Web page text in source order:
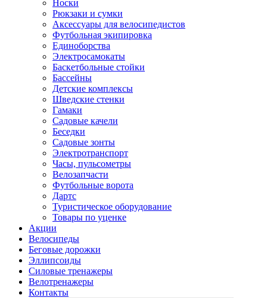
Носки
Рюкзаки и сумки
Аксессуары для велосипедистов
Футбольная экипировка
Единоборства
Электросамокаты
Баскетбольные стойки
Бассейны
Детские комплексы
Шведские стенки
Гамаки
Садовые качели
Беседки
Садовые зонты
Электротранспорт
Часы, пульсометры
Велозапчасти
Футбольные ворота
Дартс
Туристическое оборудование
Товары по уценке
Акции
Велосипеды
Беговые дорожки
Эллипсоиды
Силовые тренажеры
Велотренажеры
Контакты